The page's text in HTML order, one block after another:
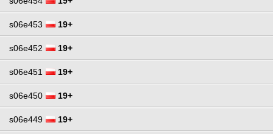
s06e453 19+
s06e452 19+
s06e451 19+
s06e450 19+
s06e449 19+